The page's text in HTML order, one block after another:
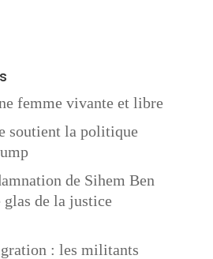
femme vivante et libre
soutient la politique
de Sihem Ben
glas de la justice
: les militants